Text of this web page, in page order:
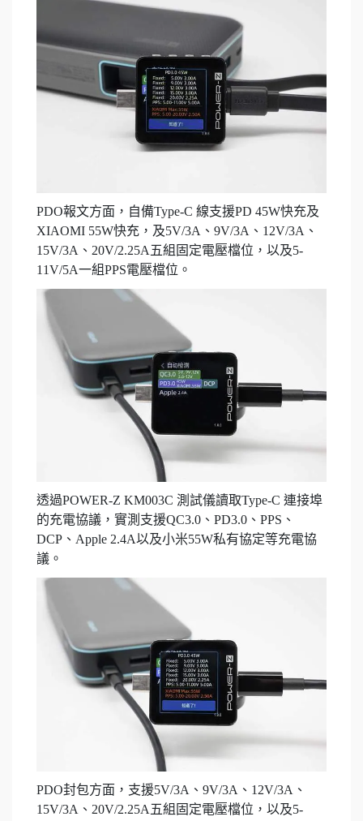
PDO報文方面，自備Type-C 線支援PD 45W快充及
XIAOMI 55W快充，及5V/3A、9V/3A、12V/3A、
15V/3A、20V/2.25A五組固定電壓檔位，以及5-
11V/5A一組PPS電壓檔位。
透過POWER-Z KM003C 測試儀讀取Type-C 連接埠
的充電協議，實測支援QC3.0、PD3.0、PPS、
DCP、Apple 2.4A以及小米55W私有協定等充電協
議。
PDO封包方面，支援5V/3A、9V/3A、12V/3A、
15V/3A、20V/2.25A五組固定電壓檔位，以及5-